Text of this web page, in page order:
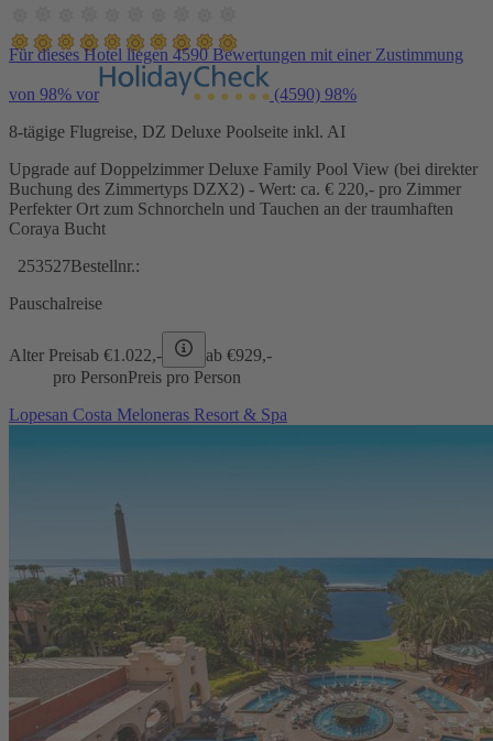
Für dieses Hotel liegen 4590 Bewertungen mit einer Zustimmung
von 98% vor (4590) 98%
8-tägige Flugreise, DZ Deluxe Poolseite inkl. AI
Upgrade auf Doppelzimmer Deluxe Family Pool View (bei direkter
Buchung des Zimmertyps DZX2) - Wert: ca. € 220,- pro Zimmer
Perfekter Ort zum Schnorcheln und Tauchen an der traumhaften
Coraya Bucht
253527Bestellnr.:
Pauschalreise
Alter Preisab €1.022,- ab €929,-
pro PersonPreis pro Person
Lopesan Costa Meloneras Resort & Spa